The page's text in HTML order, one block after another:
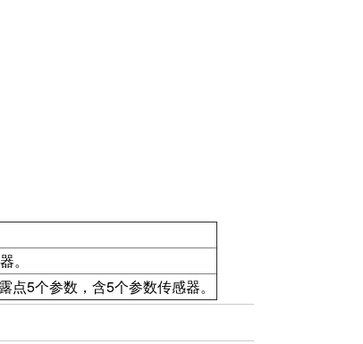
。
5个参数，含5个参数传感器。